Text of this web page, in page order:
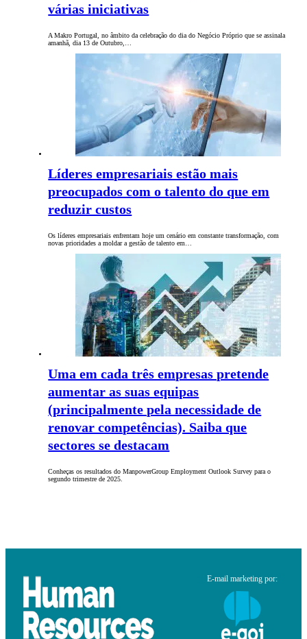
várias iniciativas
A Makro Portugal, no âmbito da celebração do dia do Negócio Próprio que se assinala
amanhã, dia 13 de Outubro,…
Líderes empresariais estão mais
preocupados com o talento do que em
reduzir custos
Os líderes empresariais enfrentam hoje um cenário em constante transformação, com
novas prioridades a moldar a gestão de talento em…
Uma em cada três empresas pretende
aumentar as suas equipas
(principalmente pela necessidade de
renovar competências). Saiba que
sectores se destacam
Conheças os resultados do ManpowerGroup Employment Outlook Survey para o
segundo trimestre de 2025.
E-mail marketing por: